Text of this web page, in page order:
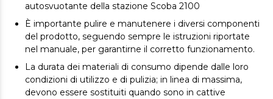
autosvuotante della stazione Scoba 2100
È importante pulire e manutenere i diversi componenti
del prodotto, seguendo sempre le istruzioni riportate
nel manuale, per garantirne il corretto funzionamento.
La durata dei materiali di consumo dipende dalle loro
condizioni di utilizzo e di pulizia; in linea di massima,
devono essere sostituiti quando sono in cattive